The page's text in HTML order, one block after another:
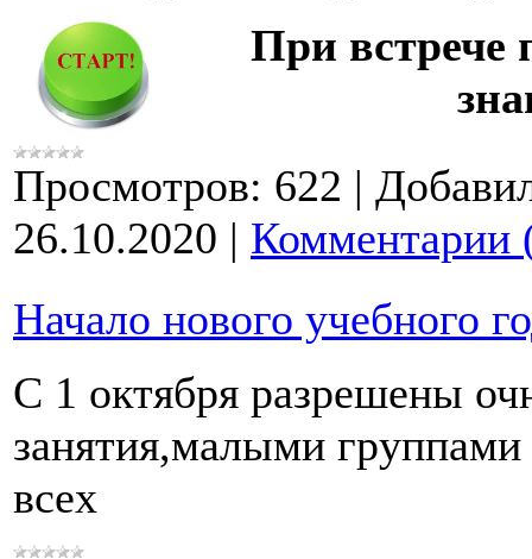
При встрече
Просмотров: 622 |
26.10.2020 | Комментарии
Начало нового учебного
С 1 октября разрешены
занятия,малыми
всех